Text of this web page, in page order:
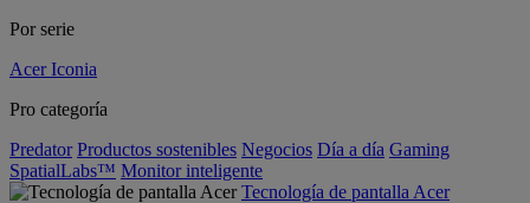
Por serie
Acer Iconia
Pro categoría
Predator Productos sostenibles Negocios Día a día Gaming
SpatialLabs™ Monitor inteligente
Tecnología de pantalla Acer